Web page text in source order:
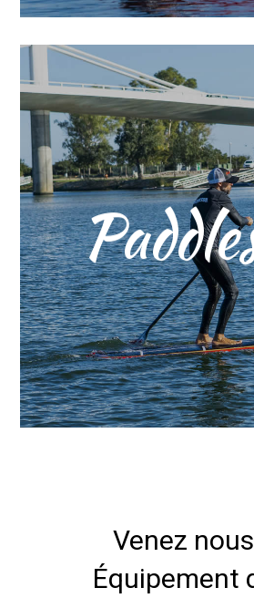
Découvrez la baie des
rythme grâce à une
amusante et parfaite
l’environnement. Une
de se déplacer sur
reconnecter à la nature
Venez
Équipement